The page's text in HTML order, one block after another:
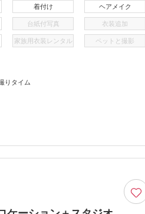
着付け ヘアメイク
台紙付写真 衣装追加
家族用衣装レンタル ペットと撮影
りタイム